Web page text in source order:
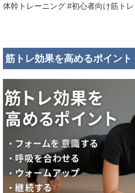
体幹トレーニング #初心者向け筋トレ
筋トレ効果を高めるポイント